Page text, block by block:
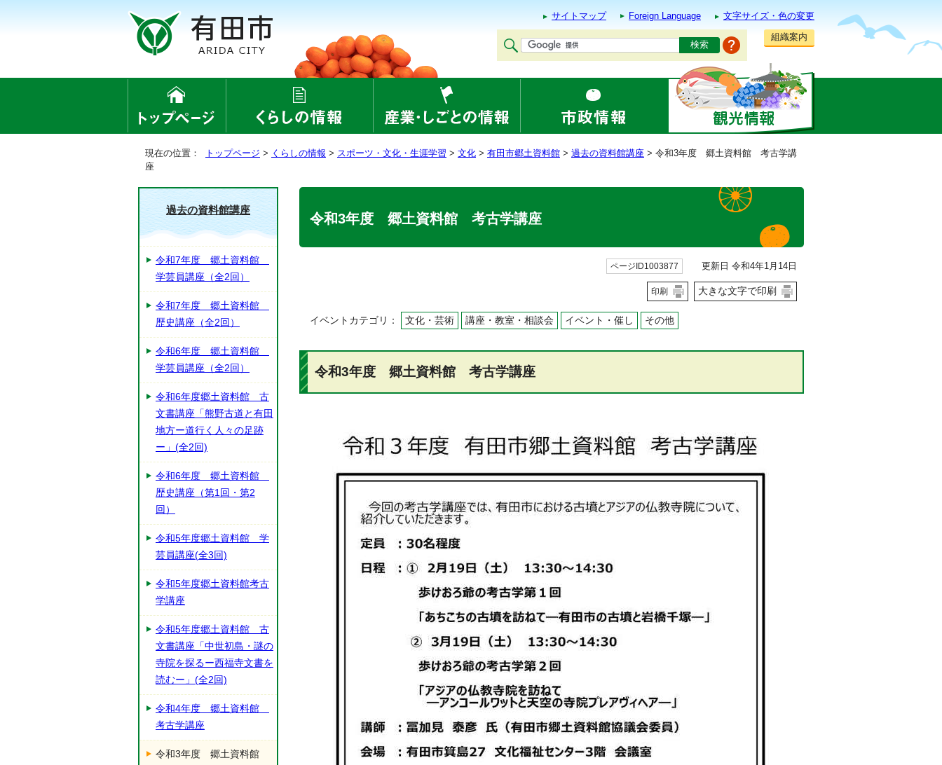
サイトマップ Foreign Language
文字サイズ・色の変更
組織案内
現在の位置： トップページ > くらしの情報 > スポーツ・文化・生涯学習 > 文化 > 有田市郷土資料館 > 過去の資料館講座 > 令和3年度 郷土資料館 考古学講
座
令和3年度 郷土資料館 考古学講座
ページID1003877 更新日 令和4年1月14日
印刷 大きな文字で印刷
イベントカテゴリ： 文化・芸術 講座・教室・相談会 イベント・催し その他
令和3年度 郷土資料館 考古学講座
過去の資料館講座
令和7年度 郷土資料館
学芸員講座（全2回）
令和7年度 郷土資料館
歴史講座（全2回）
令和6年度 郷土資料館
学芸員講座（全2回）
令和6年度郷土資料館 古
文書講座「熊野古道と有田
地方ー道行く人々の足跡
ー」(全2回)
令和6年度 郷土資料館
歴史講座（第1回・第2
回）
令和5年度郷土資料館 学
芸員講座(全3回)
令和5年度郷土資料館考古
学講座
令和5年度郷土資料館 古
文書講座「中世初島・謎の
寺院を探るー西福寺文書を
読むー」(全2回)
令和4年度 郷土資料館
考古学講座
令和3年度 郷土資料館